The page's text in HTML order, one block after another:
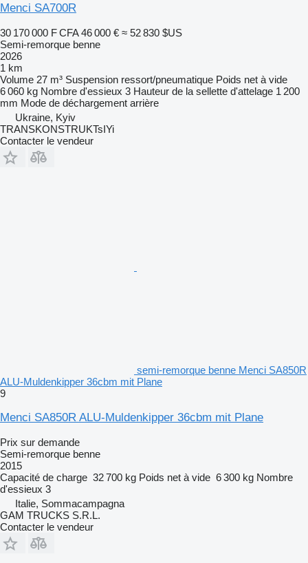
Menci SA700R
30 170 000 F CFA 46 000 € ≈ 52 830 $US
Semi-remorque benne
2026
1 km
Volume 27 m³ Suspension ressort/pneumatique Poids net à vide
6 060 kg Nombre d'essieux 3 Hauteur de la sellette d'attelage 1 200
mm Mode de déchargement arrière
Ukraine, Kyiv
TRANSKONSTRUKTsIYi
Contacter le vendeur
semi-remorque benne Menci SA850R
ALU-Muldenkipper 36cbm mit Plane
9
Menci SA850R ALU-Muldenkipper 36cbm mit Plane
Prix sur demande
Semi-remorque benne
2015
Capacité de charge 32 700 kg Poids net à vide 6 300 kg Nombre
d'essieux 3
Italie, Sommacampagna
GAM TRUCKS S.R.L.
Contacter le vendeur